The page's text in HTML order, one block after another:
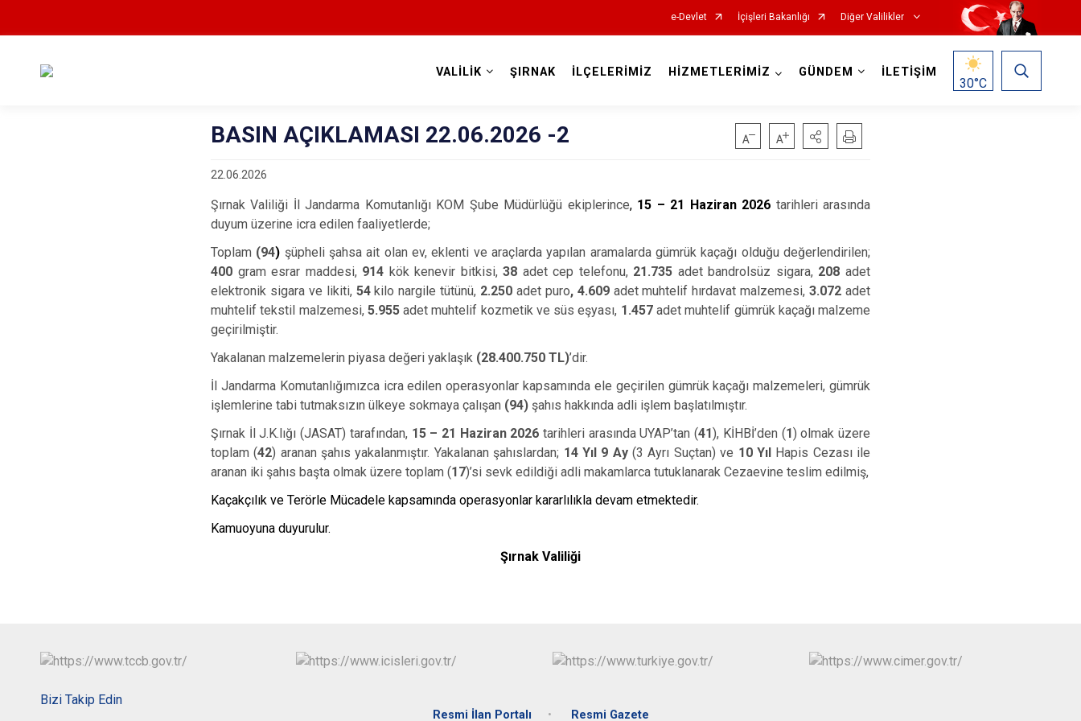
e-Devlet İçişleri Bakanlığı Diğer Valilikler
VALİLİK ŞIRNAK İLÇELERİMİZ HİZMETLERİMİZ GÜNDEM İLETİŞİM
30°C
BASIN AÇIKLAMASI 22.06.2026 -2
22.06.2026
Şırnak Valiliği İl Jandarma Komutanlığı KOM Şube Müdürlüğü ekiplerince, 15 – 21 Haziran 2026 tarihleri arasında
duyum üzerine icra edilen faaliyetlerde;
Toplam (94) şüpheli şahsa ait olan ev, eklenti ve araçlarda yapılan aramalarda gümrük kaçağı olduğu değerlendirilen;
400 gram esrar maddesi,914 kök kenevir bitkisi,38 adet cep telefonu,21.735 adet bandrolsüz sigara,208adet
elektronik sigara ve likiti,54kilo nargile tütünü, 2.250 adet puro, 4.609 adet muhtelif hırdavat malzemesi, 3.072adet
muhtelif tekstil malzemesi,5.955adet muhtelif kozmetik ve süs eşyası, 1.457 adet muhtelif gümrük kaçağı malzeme
geçirilmiştir.
Yakalanan malzemelerin piyasa değeri yaklaşık (28.400.750 TL)’dir.
İl Jandarma Komutanlığımızca icra edilen operasyonlar kapsamında ele geçirilen gümrük kaçağı malzemeleri, gümrük
işlemlerine tabi tutmaksızın ülkeye sokmaya çalışan (94) şahıs hakkında adli işlem başlatılmıştır.
Şırnak İl J.K.lığı (JASAT) tarafından, 15 – 21 Haziran 2026tarihleri arasında UYAP’tan (41), KİHBİ’den (1) olmak üzere
toplam (42) aranan şahıs yakalanmıştır. Yakalanan şahıslardan; 14 Yıl 9 Ay(3 Ayrı Suçtan) ve 10 YılHapis Cezası ile
aranan iki şahıs başta olmak üzere toplam (17)’si sevk edildiği adli makamlarca tutuklanarak Cezaevine teslim edilmiş,
Kaçakçılık ve Terörle Mücadele kapsamında operasyonlar kararlılıkla devam etmektedir.
Kamuoyuna duyurulur.
Şırnak Valiliği
Bizi Takip Edin
Resmi İlan Portalı Resmi Gazete